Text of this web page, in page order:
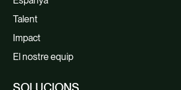
Talent
Impact
El nostre equip